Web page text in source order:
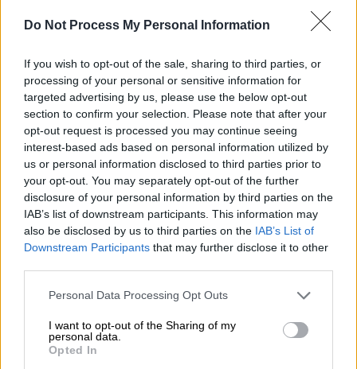
Do Not Process My Personal Information
If you wish to opt-out of the sale, sharing to third parties, or
processing of your personal or sensitive information for
targeted advertising by us, please use the below opt-out
section to confirm your selection. Please note that after your
opt-out request is processed you may continue seeing
interest-based ads based on personal information utilized by
us or personal information disclosed to third parties prior to
your opt-out. You may separately opt-out of the further
disclosure of your personal information by third parties on the
IAB’s list of downstream participants. This information may
also be disclosed by us to third parties on the IAB’s List of
Downstream Participants that may further disclose it to other
Please note that this website/app uses one or more Google
not limited to your visit or usage behaviour. You may click to
grant or deny consent to Google and its third-party tags to
use your data for below specified purposes in below Google
Personal Data Processing Opt Outs
I want to opt-out of the Sharing of my
personal data.
Opted In
Αν και είναι αλήθεια ότι ο Λόρενς συνέβαλε
καθοριστικά στην επιστράτευση των φυλών
της ερήμου στο πλευρό των Βρετανών στην
εκστρατεία κατά των Τούρκων το 1914-17, η
ταινία δείχνει ότι λειτούργησε λιγότερο από
βρετανική κοινωνία,επιλέγοντας να
ταυτιστεί με την αγριότητα και τη
θεατρικότητα των Αράβων. (...) Αυτό που